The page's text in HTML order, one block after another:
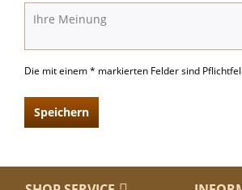
Die mit einem * markierten Felder sind
Speichern